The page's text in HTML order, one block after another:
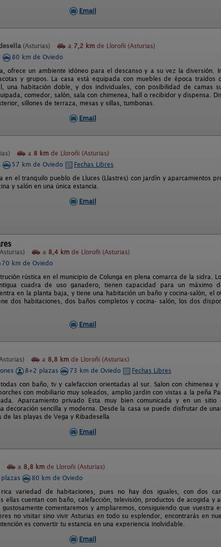
Email
(Asturias) a 7,2 km de Lloroñi (Asturias)
80 km de Oviedo
ofrece un ambiente idóneo para el descanso y a su vez la diversión.
y grupos. La casa está equipada con muebles de época traídos
una habitación doble, y dos individuales, con posibilidad de camas
comedor, salón, sala con chimenea, hall o recibidor y dispensa.
sillones de terraza, mesas y sillas, tumbonas.
Email
a 8 km de Lloroñi (Asturias)
57 km de Oviedo
Fechas Libres
en el tranquilo pueblo de Lluces (Llastres) con jardín y aparcamientos
y salón en una única estancia.
Email
a 8,4 km de Lloroñi (Asturias)
70 km de Oviedo
rústica en el municipio de Colunga en plena comarca de la sidra.
cuadra de uso ganadero, tienen capacidad para un máximo
en la planta baja, y tiene una habitación un baño y cocina-salón, el
dos habitaciones, dos baños completos y cocina- salón, los dos
Email
a 8,8 km de Lloroñi (Asturias)
8+2 plazas 73 km de Oviedo
Fechas Libres
con baño, tv y calefaccion orientadas al sur. Salon con chimenea
con mobiliario muy soleados, amplio jardin con vistas a la peña
Aparcamiento privado Esta muy bien comunicada y en un sitio
decoración sencilla y moderna. Desde la casa se puede disfrutar de
de las playas de Vega y Ribadesella
Email
a 8,8 km de Lloroñi (Asturias)
80 km de Oviedo
variedad de habitaciones, pues no hay dos iguales, con dos
ellas cuentan con baño, calefacción, televisión, productos de acogida y
comentaremos y ampliaremos, consiguiendo que vuestra
no visitar sino vivir Asturias en todo su esplendor, encontrarás en
es convertir tu estancia en una experiencia inolvidable.
Email